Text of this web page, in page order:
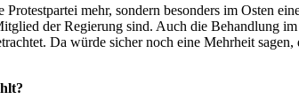
mehr, sondern besonders im Osten
der Regierung sind. Auch die Behandlung
Da würde sicher noch eine Mehrheit